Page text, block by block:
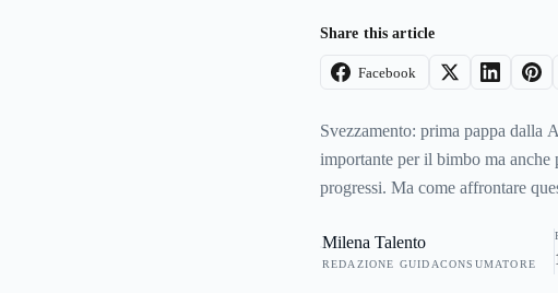
Share this article
Facebook
Svezzamento: prima pappa dalla
importante per il bimbo ma
progressi. Ma come affrontare
in completa armonia. Evitate di
una serie di piccoli e utili consigli,
Milena Talento
REDAZIONE GUIDACONSUMATORE